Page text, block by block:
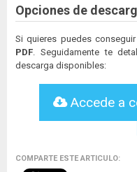
Opciones de
Si quieres puedes
PDF . Seguidamente te
descarga disponibles:
Accede a
COMPARTE ESTE ARTICULO: